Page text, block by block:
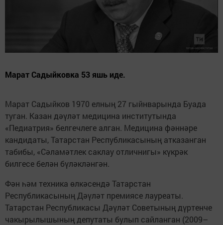
Марат Садыйковка 53 яшь иде.
Марат Садыйков 1970 елның 27 гыйнварында Буада
туган. Казан дәүләт медицина институтында
«Педиатрия» белгечлеге алган. Медицина фәннәре
кандидаты, Татарстан Республикасының атказанган
табибы, «Сәламәтлек саклау отличнигы» күкрәк
билгесе белән бүләкләнгән.
Фән һәм техника өлкәсендә Татарстан
Республикасының Дәүләт премиясе лауреаты.
Татарстан Республикасы Дәүләт Советының дүртенче
чакырылышының депутаты булып сайланган (2009–